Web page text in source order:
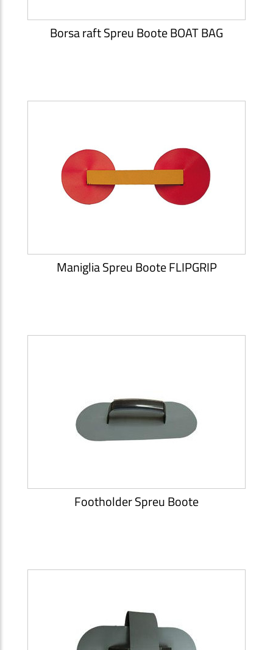
Borsa raft Spreu Boote BOAT BAG
Maniglia Spreu Boote FLIPGRIP
Footholder Spreu Boote